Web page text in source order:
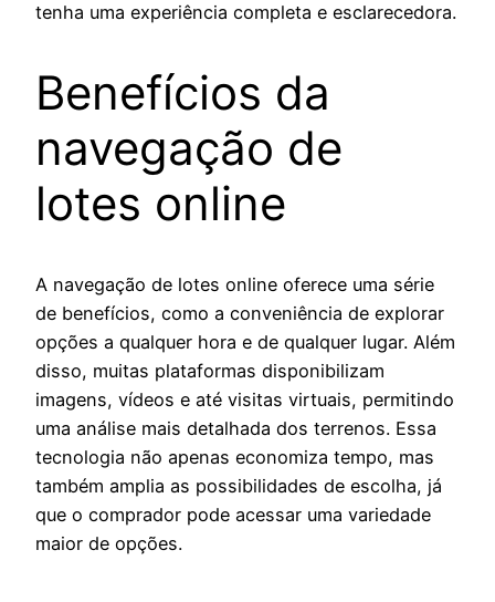
tenha uma experiência completa e esclarecedora.
Benefícios da
navegação de
lotes online
A navegação de lotes online oferece uma série
de benefícios, como a conveniência de explorar
opções a qualquer hora e de qualquer lugar. Além
disso, muitas plataformas disponibilizam
imagens, vídeos e até visitas virtuais, permitindo
uma análise mais detalhada dos terrenos. Essa
tecnologia não apenas economiza tempo, mas
também amplia as possibilidades de escolha, já
que o comprador pode acessar uma variedade
maior de opções.